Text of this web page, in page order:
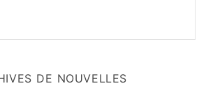
DE NOUVELLES